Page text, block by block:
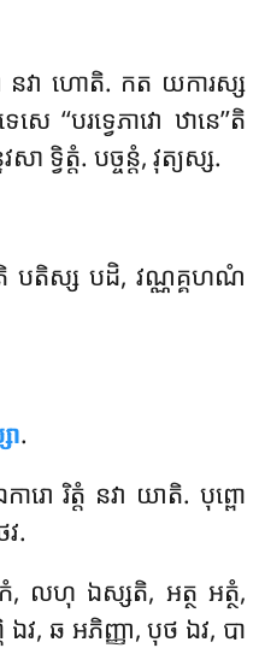
នវា ហោតិ. កត យការស្ស
េ ‘‘បរទ្វេភាវោ ឋានេ’’តិ
ទ្វិត្តំ. បច្ចន្តំ, វុត្យស្ស.
តិ បតិស្ស បដិ, វណ្ណគ្គហណំ
ោ.
រោ រិត្តំ នវា យាតិ. បុព្ពោ
.
, លហុ ឯស្សតិ, អត្ថ អត្ថំ,
វ, ឆ អភិញ្ញា, បុថ ឯវ, បា